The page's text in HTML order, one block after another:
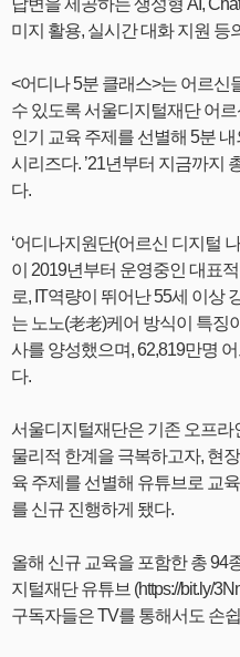
답변을 제공하는 생성형 AI,
미지 활용, 실시간 대화 지원 등
<어디나 5분 클래스>는 어르신
수 있도록 서울디지털재단 어르
인기 교육 주제를 선별해 5분
시리즈다. ’21년부터 지금까지
다.
‘어디나지원단(어르신 디지털
이 2019년부터 운영중인 대표
로, IT역량이 뛰어난 55세 이상
는 노노(老老)케어 방식이 특징
사를 양성했으며, 62,819만명
다.
서울디지털재단은 기존 오프라
물리적 한계을 극복하고자, 현
육 주제를 선별해 유튜브로 교
를 신규 진행하게 됐다.
올해 신규 교육을 포함한 총 94
지털재단 유튜브 (https://bit.ly/
구독자들은 TV를 통해서도 손